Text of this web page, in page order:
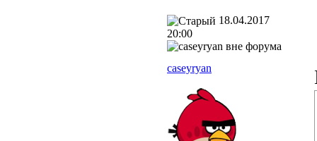
18.04.2017
20:00
caseyryan